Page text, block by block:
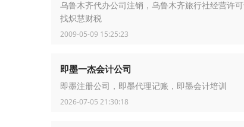
乌鲁木齐代办公司注销，乌鲁木齐旅行社经营许
找炽慧财税
2009-05-09 15:25:23
即墨一杰会计公司
即墨注册公司，即墨代理记账，即墨会计培训
2026-07-05 21:30:18